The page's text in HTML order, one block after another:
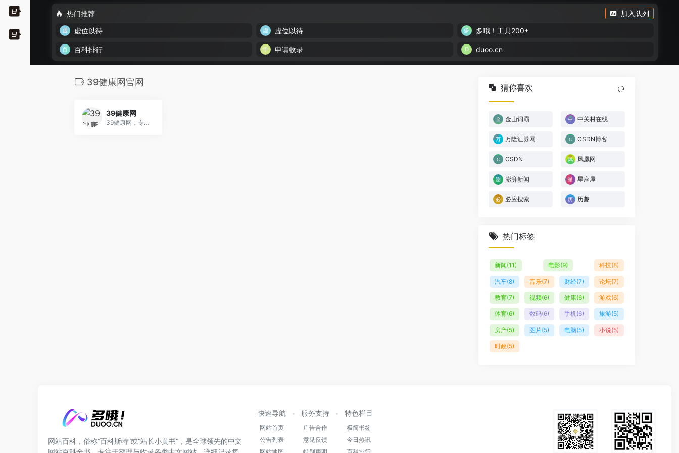
热门推荐
加入队列
虚位以待
虚位以待 多哦！工具200+
百科排行 申请收录 duoo.cn
39健康网官网
39健康网
39健康网，专业的健康资讯门户网站，优质医疗保健信息与在线健康服务平台，医疗保健类网站杰出代表，荣获中国标杆品牌称号。提供专业、完善的健康信息服务，包括疾病，保健，健康新闻，专家咨询，病友论坛，男科，妇科，育儿，性爱，心理，整形，减肥，药品，急救，中医，美容，饮食，健身，医院查询，医生查询，疾病查询，药品查询，疾病自测等频道。
猜你喜欢
金山词霸 中关村在线
万隆证券网 CSDN博客
CSDN 凤凰网
澎湃新闻 星座屋
必应搜索 历趣
热门标签
新闻(11) 电影(9) 科技(8)
汽车(8) 音乐(7) 财经(7) 论坛(7)
教育(7) 视频(6) 健康(6) 游戏(6)
体育(6) 数码(6) 手机(6) 旅游(5)
房产(5) 图片(5) 电脑(5) 小说(5)
时政(5)
网站百科，俗称“百科斯特”或“站长小黄书”，是全球领先的中文
快速导航
网站首页
公告列表
服务支持
广告合作
意见反馈
特色栏目
极简书签
今日热讯